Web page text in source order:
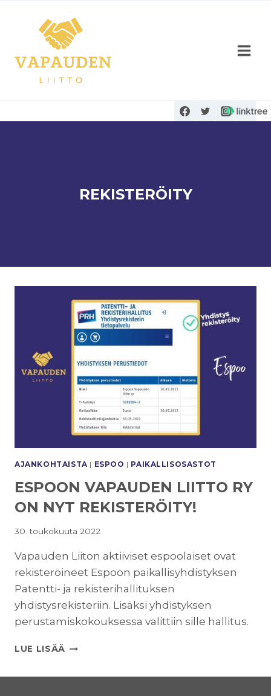
sisältöön
REKISTERÖITY
AJANKOHTAISTA | ESPOO | PAIKALLISOSASTOT
ESPOON VAPAUDEN LIITTO RY
ON NYT REKISTERÖITY!
30. toukokuuta 2022
Vapauden Liiton aktiiviset espoolaiset ovat
rekisteröineet Espoon paikallisyhdistyksen
Patentti- ja rekisterihallituksen
yhdistysrekisteriin. Lisäksi yhdistyksen
perustamiskokouksessa valittiin sille hallitus.
LUE LISÄÄ ESPOON